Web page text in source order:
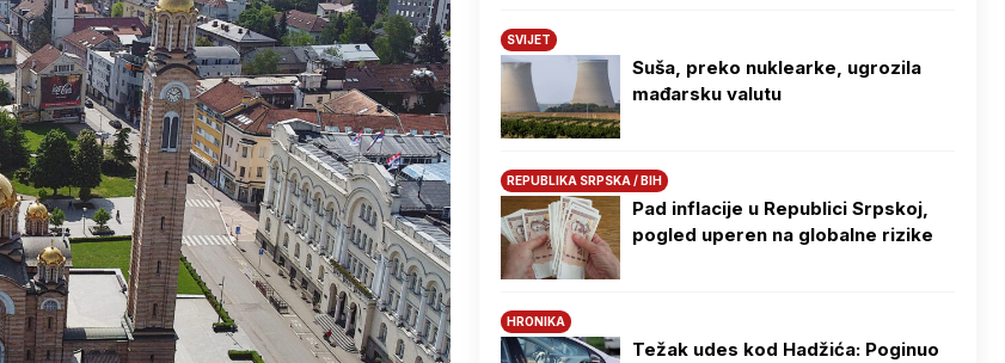
SVIJET
Suša, preko nuklearke, ugrozila
mađarsku valutu
REPUBLIKA SRPSKA / BIH
Pad inflacije u Republici Srpskoj,
pogled uperen na globalne rizike
HRONIKA
Težak udes kod Hadžića: Poginuo